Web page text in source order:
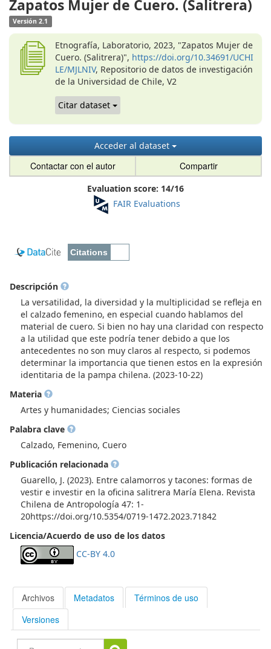
Zapatos Mujer de Cuero. (Salitrera)
Versión 2.1
Etnografía, Laboratorio, 2023, "Zapatos Mujer de
Cuero. (Salitrera)", https://doi.org/10.34691/UCHI
LE/MJLNIV, Repositorio de datos de investigación
de la Universidad de Chile, V2
Citar dataset
Acceder al dataset
Contactar con el autor Compartir
Evaluation score: 14/16
FAIR Evaluations
Descripción
La versatilidad, la diversidad y la multiplicidad se refleja en
el calzado femenino, en especial cuando hablamos del
material de cuero. Si bien no hay una claridad con respecto
a la utilidad que este podría tener debido a que los
antecedentes no son muy claros al respecto, si podemos
determinar la importancia que tienen estos en la expresión
identitaria de la pampa chilena. (2023-10-22)
Materia
Artes y humanidades; Ciencias sociales
Palabra clave
Calzado, Femenino, Cuero
Publicación relacionada
Guarello, J. (2023). Entre calamorros y tacones: formas de
vestir e investir en la oficina salitrera María Elena. Revista
Chilena de Antropología 47: 1-
20https://doi.org/10.5354/0719-1472.2023.71842
Licencia/Acuerdo de uso de los datos
CC-BY 4.0
Archivos Metadatos
Términos de uso
Versiones